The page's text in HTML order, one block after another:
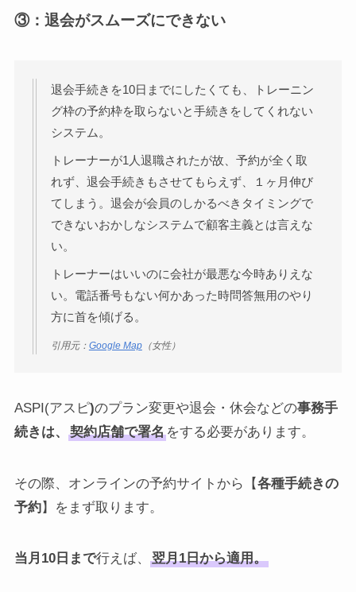
③：退会がスムーズにできない
退会手続きを10日までにしたくても、トレーニン
グ枠の予約枠を取らないと手続きをしてくれない
システム。
トレーナーが1人退職されたが故、予約が全く取
れず、退会手続きもさせてもらえず、１ヶ月伸び
てしまう。退会が会員のしかるべきタイミングで
できないおかしなシステムで顧客主義とは言えな
い。
トレーナーはいいのに会社が最悪な今時ありえな
い。電話番号もない何かあった時問答無用のやり
方に首を傾げる。
引用元： Google Map（女性）
ASPI(アスピ)のプラン変更や退会・休会などの事務手
続きは、
契約店舗で署名をする必要があります。
その際、オンラインの予約サイトから【各種手続きの
予約】をまず取ります。
当月10日まで行えば、 翌月1日から適用。